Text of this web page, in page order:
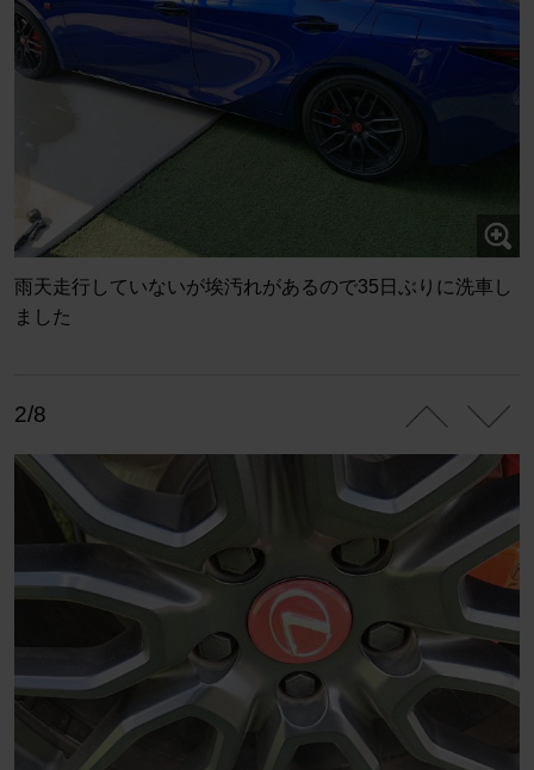
雨天走行していないが埃汚れがあるので35日ぶりに洗車し
ました
2/8